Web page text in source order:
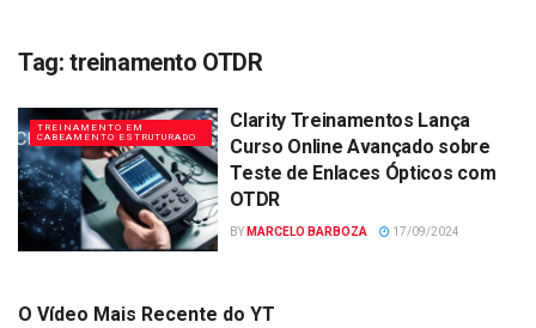
Tag: treinamento OTDR
TREINAMENTO EM
CABEAMENTO ESTRUTURADO
Clarity Treinamentos Lança
Curso Online Avançado sobre
Teste de Enlaces Ópticos com
OTDR
BY MARCELO BARBOZA 17/09/2024
O Vídeo Mais Recente do YT